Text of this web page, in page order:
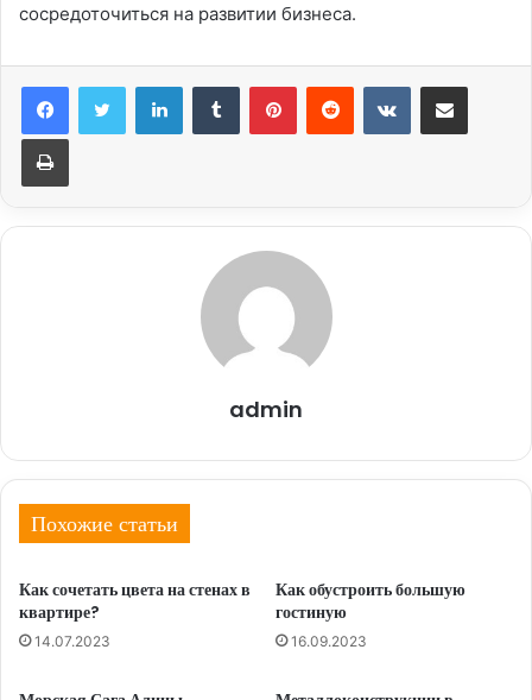
сосредоточиться на развитии бизнеса.
LinkedInTumblr PinterestReddit ВконтактеПоделиться через электронную почту
Печатать
admin
Похожие статьи
Как сочетать цвета на стенах в
квартире?
14.07.2023
Как обустроить большую
гостиную
16.09.2023